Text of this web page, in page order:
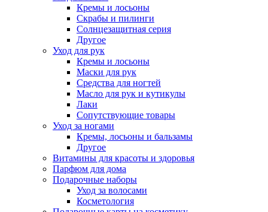
Кремы и лосьоны
Скрабы и пилинги
Солнцезащитная серия
Другое
Уход для рук
Кремы и лосьоны
Маски для рук
Средства для ногтей
Масло для рук и кутикулы
Лаки
Сопутствующие товары
Уход за ногами
Кремы, лосьоны и бальзамы
Другое
Витамины для красоты и здоровья
Парфюм для дома
Подарочные наборы
Уход за волосами
Косметология